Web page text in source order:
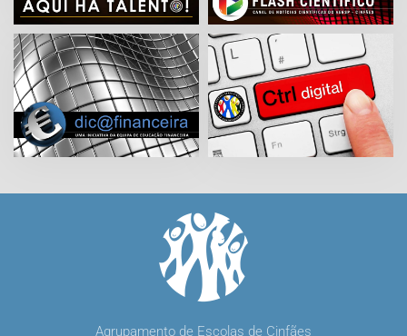
Agrupamento de Escolas de Cinfães